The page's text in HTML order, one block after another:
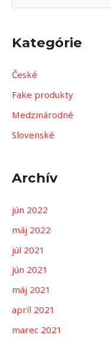
ľ
a
ť
:
Kategórie
České
Fake produkty
Medzinárodné
Slovenské
Archív
jún 2022
máj 2022
júl 2021
jún 2021
máj 2021
apríl 2021
marec 2021